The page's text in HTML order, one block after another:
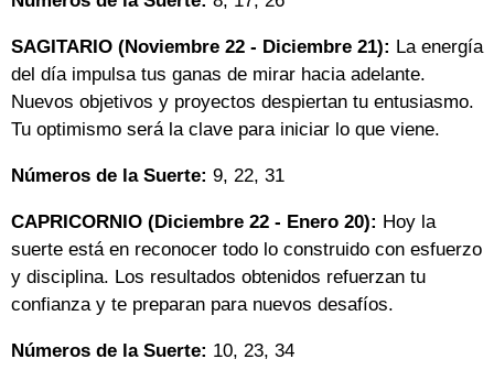
SAGITARIO (Noviembre 22 - Diciembre 21): La energía
del día impulsa tus ganas de mirar hacia adelante.
Nuevos objetivos y proyectos despiertan tu entusiasmo.
Tu optimismo será la clave para iniciar lo que viene.
Números de la Suerte: 9, 22, 31
CAPRICORNIO (Diciembre 22 - Enero 20): Hoy la
suerte está en reconocer todo lo construido con esfuerzo
y disciplina. Los resultados obtenidos refuerzan tu
confianza y te preparan para nuevos desafíos.
Números de la Suerte: 10, 23, 34